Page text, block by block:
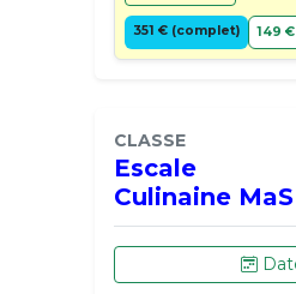
351 € (complet) 149 €
CLASSE
Escale
Culinaine MaS